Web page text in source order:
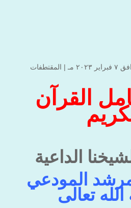
المقتطفات
القرآن
الداعية
المودعي
تعالى